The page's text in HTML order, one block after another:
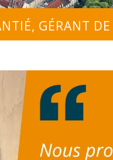
GÉRANT